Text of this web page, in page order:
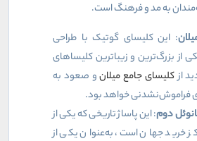
به مد و فرهنگ است.
: این کلیسای گوتیک با طراحی
از بزرگ‌ترین و زیباترین کلیساهای
ازکلیسای جامع میلانو صعود به
فراموش‌نشدنی خواهد بود.
دوم: این پاساژ تاریخی که یکی از
خرید جهان است، به‌عنوان یکی از